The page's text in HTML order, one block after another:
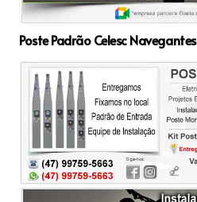
Poste Padrão Celesc Navegantes